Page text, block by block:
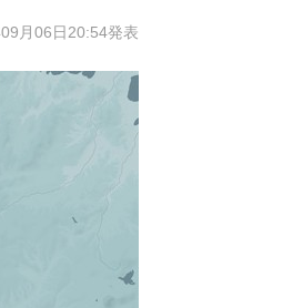
月06日20:54発表